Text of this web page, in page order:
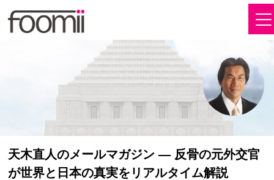
天木直人のメールマガジン ― 反骨の元外交官
が世界と日本の真実をリアルタイム解説